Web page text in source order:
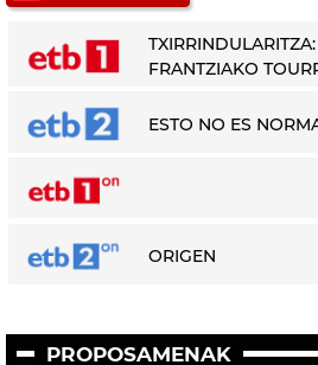
FRANTZIAKO
ESTO NO ES
ORIGEN
PROPOSAMENAK